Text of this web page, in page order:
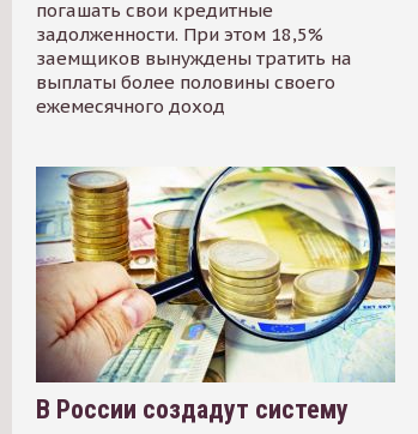
погашать свои кредитные
задолженности. При этом 18,5%
заемщиков вынуждены тратить на
выплаты более половины своего
ежемесячного доход
В России создадут систему